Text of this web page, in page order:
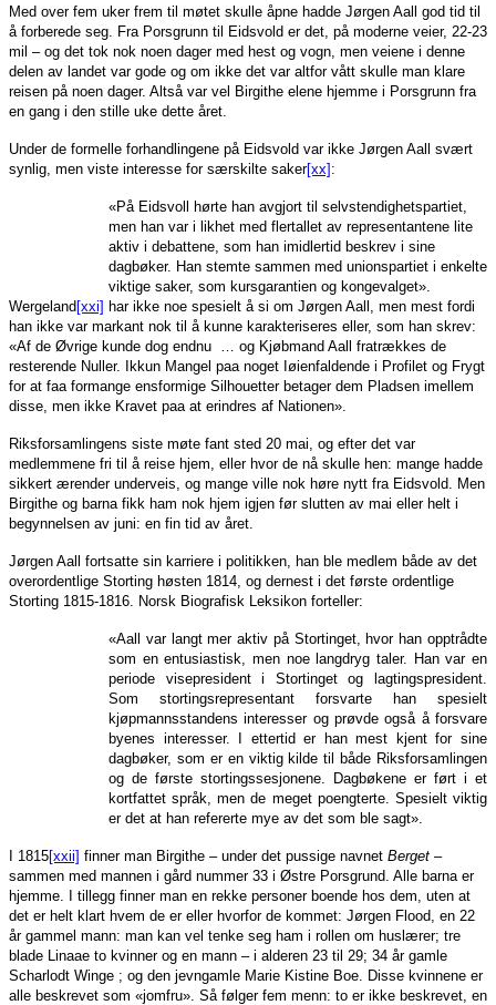
Med over fem uker frem til møtet skulle åpne hadde Jørgen Aall god tid til
å forberede seg. Fra Porsgrunn til Eidsvold er det, på moderne veier, 22-23
mil – og det tok nok noen dager med hest og vogn, men veiene i denne
delen av landet var gode og om ikke det var altfor vått skulle man klare
reisen på noen dager. Altså var vel Birgithe elene hjemme i Porsgrunn fra
en gang i den stille uke dette året.
Under de formelle forhandlingene på Eidsvold var ikke Jørgen Aall svært
synlig, men viste interesse for særskilte saker[xx] :
«På Eidsvoll hørte han avgjort til selvstendighetspartiet,
men han var i likhet med flertallet av representantene lite
aktiv i debattene, som han imidlertid beskrev i sine
dagbøker. Han stemte sammen med unionspartiet i enkelte
viktige saker, som kursgarantien og kongevalget».
Wergeland [xxi] har ikke noe spesielt å si om Jørgen Aall, men mest fordi
han ikke var markant nok til å kunne karakteriseres eller, som han skrev:
«Af de Øvrige kunde dog endnu … og Kjøbmand Aall fratrækkes de
resterende Nuller. Ikkun Mangel paa noget Iøienfaldende i Profilet og Frygt
for at faa formange ensformige Silhouetter betager dem Pladsen imellem
disse, men ikke Kravet paa at erindres af Nationen».
Riksforsamlingens siste møte fant sted 20 mai, og efter det var
medlemmene fri til å reise hjem, eller hvor de nå skulle hen: mange hadde
sikkert ærender underveis, og mange ville nok høre nytt fra Eidsvold. Men
Birgithe og barna fikk ham nok hjem igjen før slutten av mai eller helt i
begynnelsen av juni: en fin tid av året.
Jørgen Aall fortsatte sin karriere i politikken, han ble medlem både av det
overordentlige Storting høsten 1814, og dernest i det første ordentlige
Storting 1815-1816. Norsk Biografisk Leksikon forteller:
«Aall var langt mer aktiv på Stortinget, hvor han opptrådte
som en entusiastisk, men noe langdryg taler. Han var en
periode visepresident i Stortinget og lagtingspresident.
Som stortingsrepresentant forsvarte han spesielt
kjøpmannsstandens interesser og prøvde også å forsvare
byenes interesser. I ettertid er han mest kjent for sine
dagbøker, som er en viktig kilde til både Riksforsamlingen
og de første stortingssesjonene. Dagbøkene er ført i et
kortfattet språk, men de meget poengterte. Spesielt viktig
er det at han refererte mye av det som ble sagt».
I 1815[xxii] finner man Birgithe – under det pussige navnet Berget –
sammen med mannen i gård nummer 33 i Østre Porsgrund. Alle barna er
hjemme. I tillegg finner man en rekke personer boende hos dem, uten at
det er helt klart hvem de er eller hvorfor de kommet: Jørgen Flood, en 22
år gammel mann: man kan vel tenke seg ham i rollen om huslærer; tre
blade Linaae to kvinner og en mann – i alderen 23 til 29; 34 år gamle
Scharlodt Winge ; og den jevngamle Marie Kistine Boe. Disse kvinnene er
alle beskrevet som «jomfru». Så følger fem menn: to er ikke beskrevet, en